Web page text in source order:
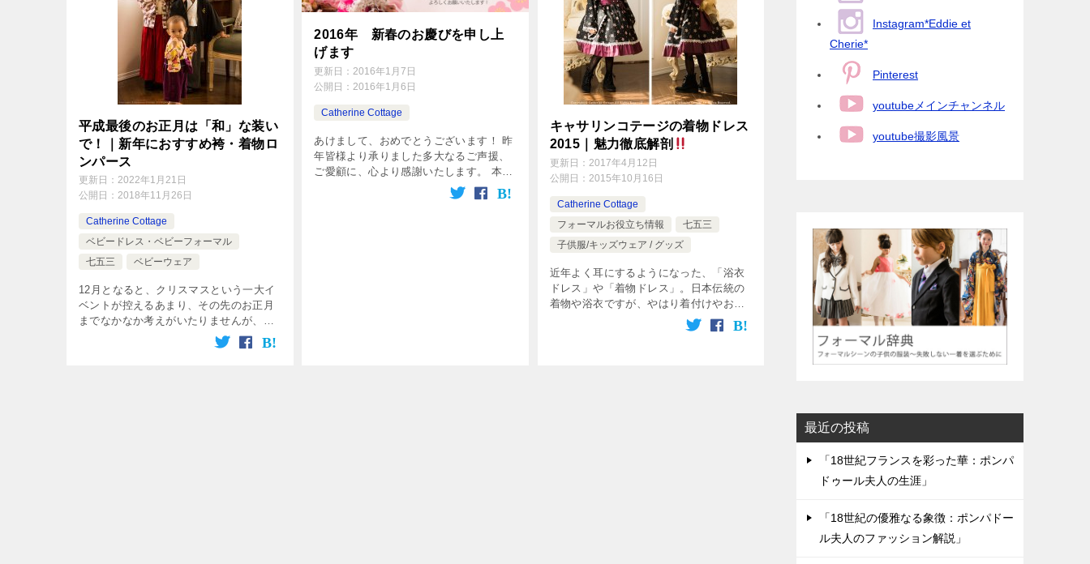
平成最後のお正月は「和」な装い
で！｜新年におすすめ袴・着物ロ
ンパース
更新日： 2022年1月21日
公開日： 2018年11月26日
Catherine Cottage
ベビードレス・ベビーフォーマル
七五三
ベビーウェア
12月となると、クリスマスという一大イ
ベントが控えるあまり、その先のお正月
までなかなか考えがいたりませんが、そ
れでもやっぱりお正月も用意周到、備え
たい！ 来年はとくに、「平成最後」の
2016年 新春のお慶びを申し上
げます
更新日：2016年1月7日
公開日：2016年1月6日
Catherine Cottage
あけまして、おめでとうございます！ 昨
年皆様より承りました多大なるご声援、
ご愛顧に、心より感謝いたします。 本年
も、皆様ご家族の笑顔のすぐそばにいら
れるよう、よりよいモノづくり、ショッ
キャサリンコテージの着物ドレス
2015｜魅力徹底解剖
更新日： 2017年4月12日
公開日： 2015年10月16日
Catherine Cottage
フォーマルお役立ち情報
七五三
子供服/キッズウェア / グッズ
近年よく耳にするようになった、「浴衣
ドレス」や「着物ドレス」。日本伝統の
着物や浴衣ですが、やはり着付けやお手
入れなどを考えると少し億劫になってし
まいがち。そこで、面倒な着付けが不要
Instagram*Eddie et
Cherie*
Pinterest
youtubeメインチャンネル
youtube撮影風景
最近の投稿
「18世紀フランスを彩った華：ポンパ
ドゥール夫人の生涯」
「18世紀の優雅なる象徴：ポンパドー
ル夫人のファッション解説」